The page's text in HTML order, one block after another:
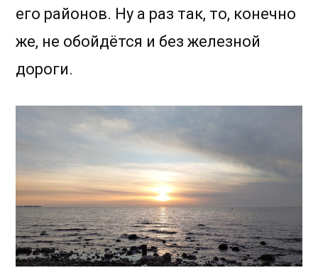
его районов. Ну а раз так, то, конечно
же, не обойдётся и без железной
дороги.